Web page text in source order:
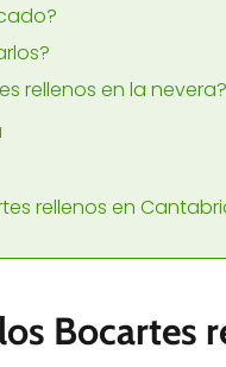
rellenos en la nevera?
rellenos en
Bocartes